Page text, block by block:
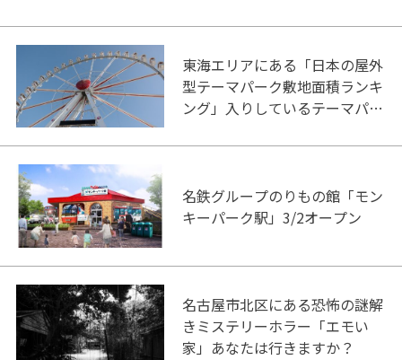
東海エリアにある「日本の屋外
型テーマパーク敷地面積ランキ
ング」入りしているテーマパー
名鉄グループのりもの館「モン
キーパーク駅」3/2オープン
名古屋市北区にある恐怖の謎解
きミステリーホラー「エモい
家」あなたは行きますか？